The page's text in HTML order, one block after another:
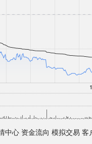
中心 资金流向 模拟交易 客